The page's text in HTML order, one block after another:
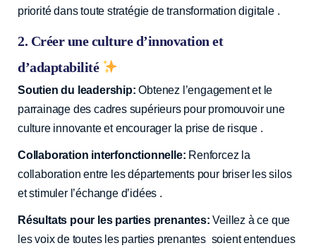
priorité dans toute stratégie de transformation digitale ️.
2. Créer une culture d’innovation et
d’adaptabilité
Soutien du leadership: Obtenez l’engagement et le
parrainage des cadres supérieurs pour promouvoir une
culture innovante et encourager la prise de risque .
Collaboration interfonctionnelle: Renforcez la
collaboration entre les départements pour briser les silos
et stimuler l’échange d’idées .
Résultats pour les parties prenantes: Veillez à ce que
les voix de toutes les parties prenantes ️ soient entendues